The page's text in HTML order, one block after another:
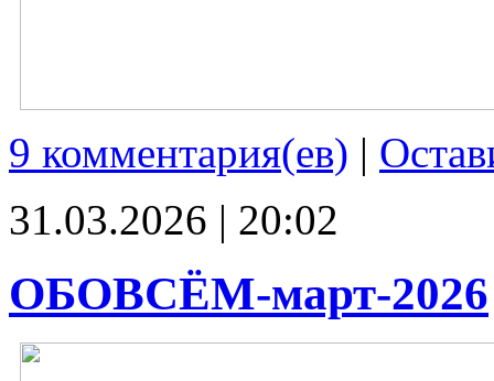
9 комментария(ев) |
31.03.2026 | 20:02
ОБОВСЁМ-март-2026